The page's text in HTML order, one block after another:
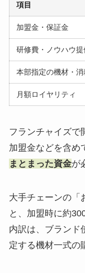
項目
加盟金・保証金
研修費・ノウハウ
本部指定の機材・消
月額ロイヤリティ
フランチャイズで
加盟金などを含め
まとまった資金が
大手チェーンの「
と、加盟時に約
内訳は、ブランド
定する機材一式の